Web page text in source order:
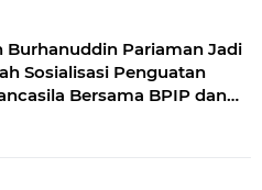
Burhanuddin Pariaman Jadi
Sosialisasi Penguatan
Bersama BPIP dan